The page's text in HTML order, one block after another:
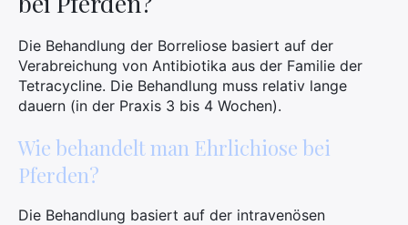
Die Behandlung der Borreliose basiert auf der
Verabreichung von Antibiotika aus der Familie der
Tetracycline. Die Behandlung muss relativ lange
dauern (in der Praxis 3 bis 4 Wochen).
Wie behandelt man Ehrlichiose bei
Pferden?
Die Behandlung basiert auf der intravenösen